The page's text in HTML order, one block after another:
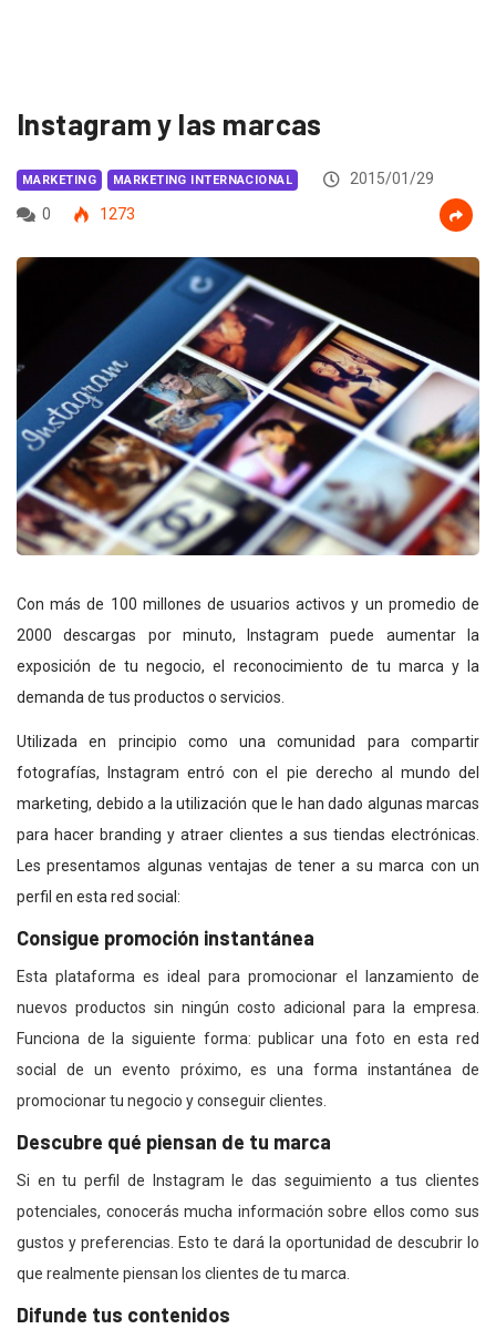
Instagram y las marcas
MARKETING MARKETING INTERNACIONAL
2015/01/29
0
1273
Con más de 100 millones de usuarios activos y un promedio de
2000 descargas por minuto, Instagram puede aumentar la
exposición de tu negocio, el reconocimiento de tu marca y la
demanda de tus productos o servicios.
Utilizada en principio como una comunidad para compartir
fotografías, Instagram entró con el pie derecho al mundo del
marketing, debido a la utilización que le han dado algunas marcas
para hacer branding y atraer clientes a sus tiendas electrónicas.
Les presentamos algunas ventajas de tener a su marca con un
perfil en esta red social:
Consigue promoción instantánea
Esta plataforma es ideal para promocionar el lanzamiento de
nuevos productos sin ningún costo adicional para la empresa.
Funciona de la siguiente forma: publicar una foto en esta red
social de un evento próximo, es una forma instantánea de
promocionar tu negocio y conseguir clientes.
Descubre qué piensan de tu marca
Si en tu perfil de Instagram le das seguimiento a tus clientes
potenciales, conocerás mucha información sobre ellos como sus
gustos y preferencias. Esto te dará la oportunidad de descubrir lo
que realmente piensan los clientes de tu marca.
Difunde tus contenidos